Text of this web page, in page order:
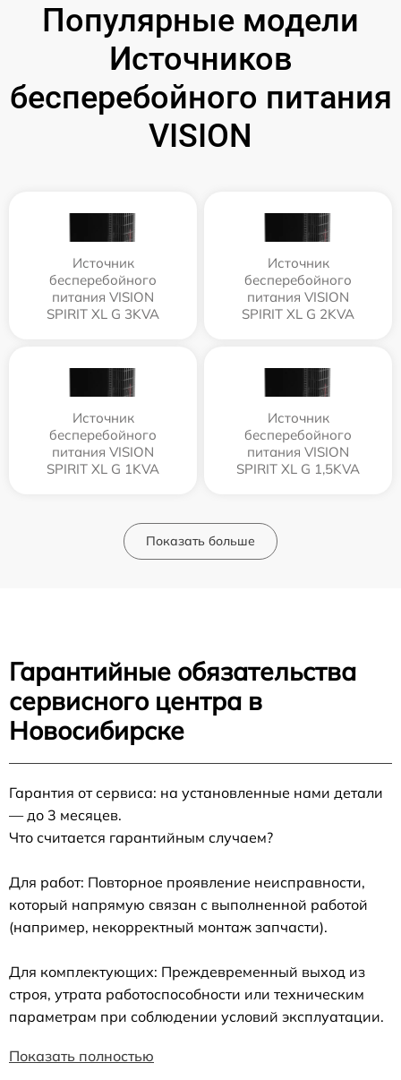
Популярные модели
Источников
бесперебойного питания
VISION
Источник
бесперебойного
питания VISION
SPIRIT XL G 3KVA
Источник
бесперебойного
питания VISION
SPIRIT XL G 2KVA
Источник
бесперебойного
питания VISION
SPIRIT XL G 1KVA
Источник
бесперебойного
питания VISION
SPIRIT XL G 1,5KVA
Показать больше
Гарантийные обязательства
сервисного центра в
Новосибирске
Гарантия от сервиса: на установленные нами детали
— до 3 месяцев.
Что считается гарантийным случаем?
Для работ: Повторное проявление неисправности,
который напрямую связан с выполненной работой
(например, некорректный монтаж запчасти).
Для комплектующих: Преждевременный выход из
строя, утрата работоспособности или техническим
параметрам при соблюдении условий эксплуатации.
Показать полностью